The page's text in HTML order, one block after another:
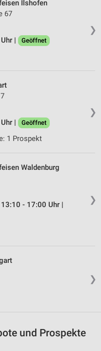
❯
Ilshofen
67
|
Geöffnet
❯
|
Geöffnet
1 Prospekt
❯
Waldenburg
- 17:00 Uhr |
❯
und Prospekte
Auswahl von
Angebote
Auswahl von